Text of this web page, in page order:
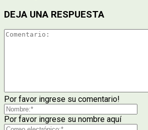
DEJA UNA RESPUESTA
Por favor ingrese su comentario!
Por favor ingrese su nombre aquí